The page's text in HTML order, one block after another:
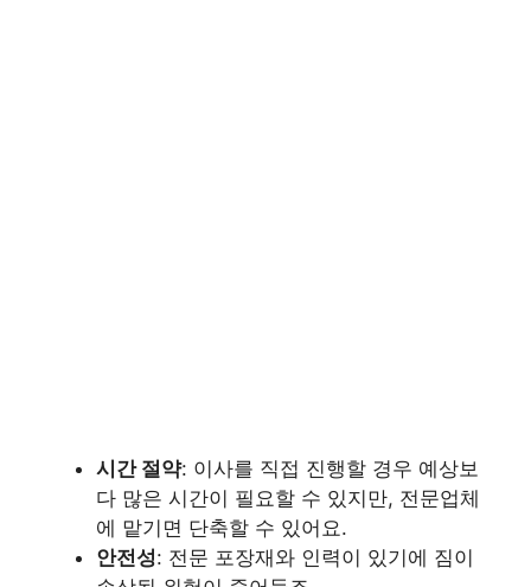
시간 절약: 이사를 직접 진행할 경우 예상보
다 많은 시간이 필요할 수 있지만, 전문업체
에 맡기면 단축할 수 있어요.
안전성: 전문 포장재와 인력이 있기에 짐이